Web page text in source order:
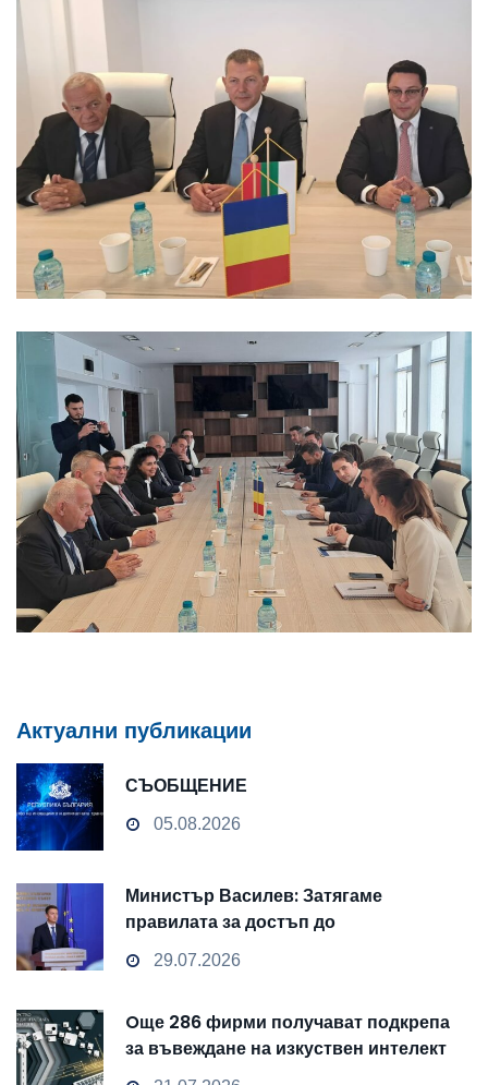
Актуални публикации
СЪОБЩЕНИЕ
05.08.2026
Министър Василев: Затягаме
правилата за достъп до
чувствителни данни
29.07.2026
Oще 286 фирми получават подкрепа
за въвеждане на изкуствен интелект
и облачни технологии